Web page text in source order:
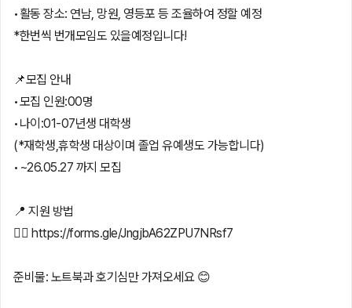
•활동 장소: 연남, 망원, 영등포 등 조율하여 정할 예정
*한번씩 번개모임도 있을예정입니다!
📌모집 안내
•모집 인원:00명
•나이:01-07년생 대학생
(*재학생,휴학생 대상이며 졸업 유예생도 가능합니다)
•~26.05.27 까지 모집
📍 지원 방법
👉🏻 https://forms.gle/JngjbA62ZPU7NRsf7
준비물: 노트북과 호기심만 가져오세요 😊